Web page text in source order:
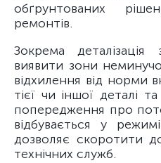
обґрунтованих
ремонтів.
Зокрема
виявити зони
відхилення від норми
тієї чи іншої деталі
попередження про
відбувається у
дозволяє скоротити
технічних служб.